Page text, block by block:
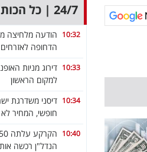
24/7 | כל הכותרות
10:32 הודעה מלחיצה
הדחופה
10:33 דירוג מניות
למקום הראשון
10:34
חופשי, המחיר
10:40
הנדל"ן רכשה אותה ב-